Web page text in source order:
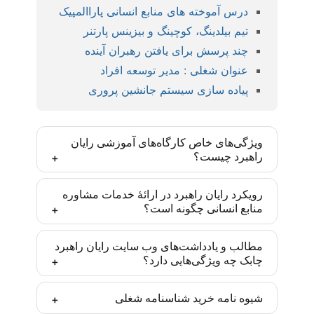
درس آموخته های منابع انسانی پاراالمپیک
تیم بیلدینگ، کوچینگ و بیزینس پارتنر
چند پرسش برای یافتن رهبران آینده
عنوان شغلی : مدیر توسعه افراد
پیاده سازی سیستم جانشین پروری
ویژگی‌های خاص کارگاه‌های آموزشی رایان
راهبرد چیست؟
کارگاه‌های رایان راهبرد بر اساس مدل‌ها و روش‌های
روز دنیا و با رویکرد ایجاد مهارت تخصصی تدارک دیده
شده‌اند و یادگیری انجام موضوع آموزش پس از
مشارکت فعال تضمین شده است. این مهارت‌ها برای
مدیران و متخصصان منابع انسانی یک مزیت رقابتی
ایجاد می‌کنند تا در موقعیت‌های شغلی مناسبی در این
حرفه قرار گیرند.
رویکرد رایان راهبرد در ارائۀ خدمات مشاوره
منابع انسانی چگونه است؟
رایان راهبرد تأکید زیادی به درونی‌سازی متدهای به کار
گرفته‌شده در سازمان‌ها دارد. به طوری که تمامی
پروژه‌های مشاوره پس از آموزش به ذینفعان و متولیان
منابع انسانی سازمان آغاز می‌شوند. بدین ترتیب اجرا
مطالب و یادداشت‌های وب سایت رایان راهبرد
چابک چه ویژگی‌هایی دارد؟
کادر تحریریه رایان راهبرد چابک متشکل از متخصصان
شیوه نامه خرید شناسنامه شغلی